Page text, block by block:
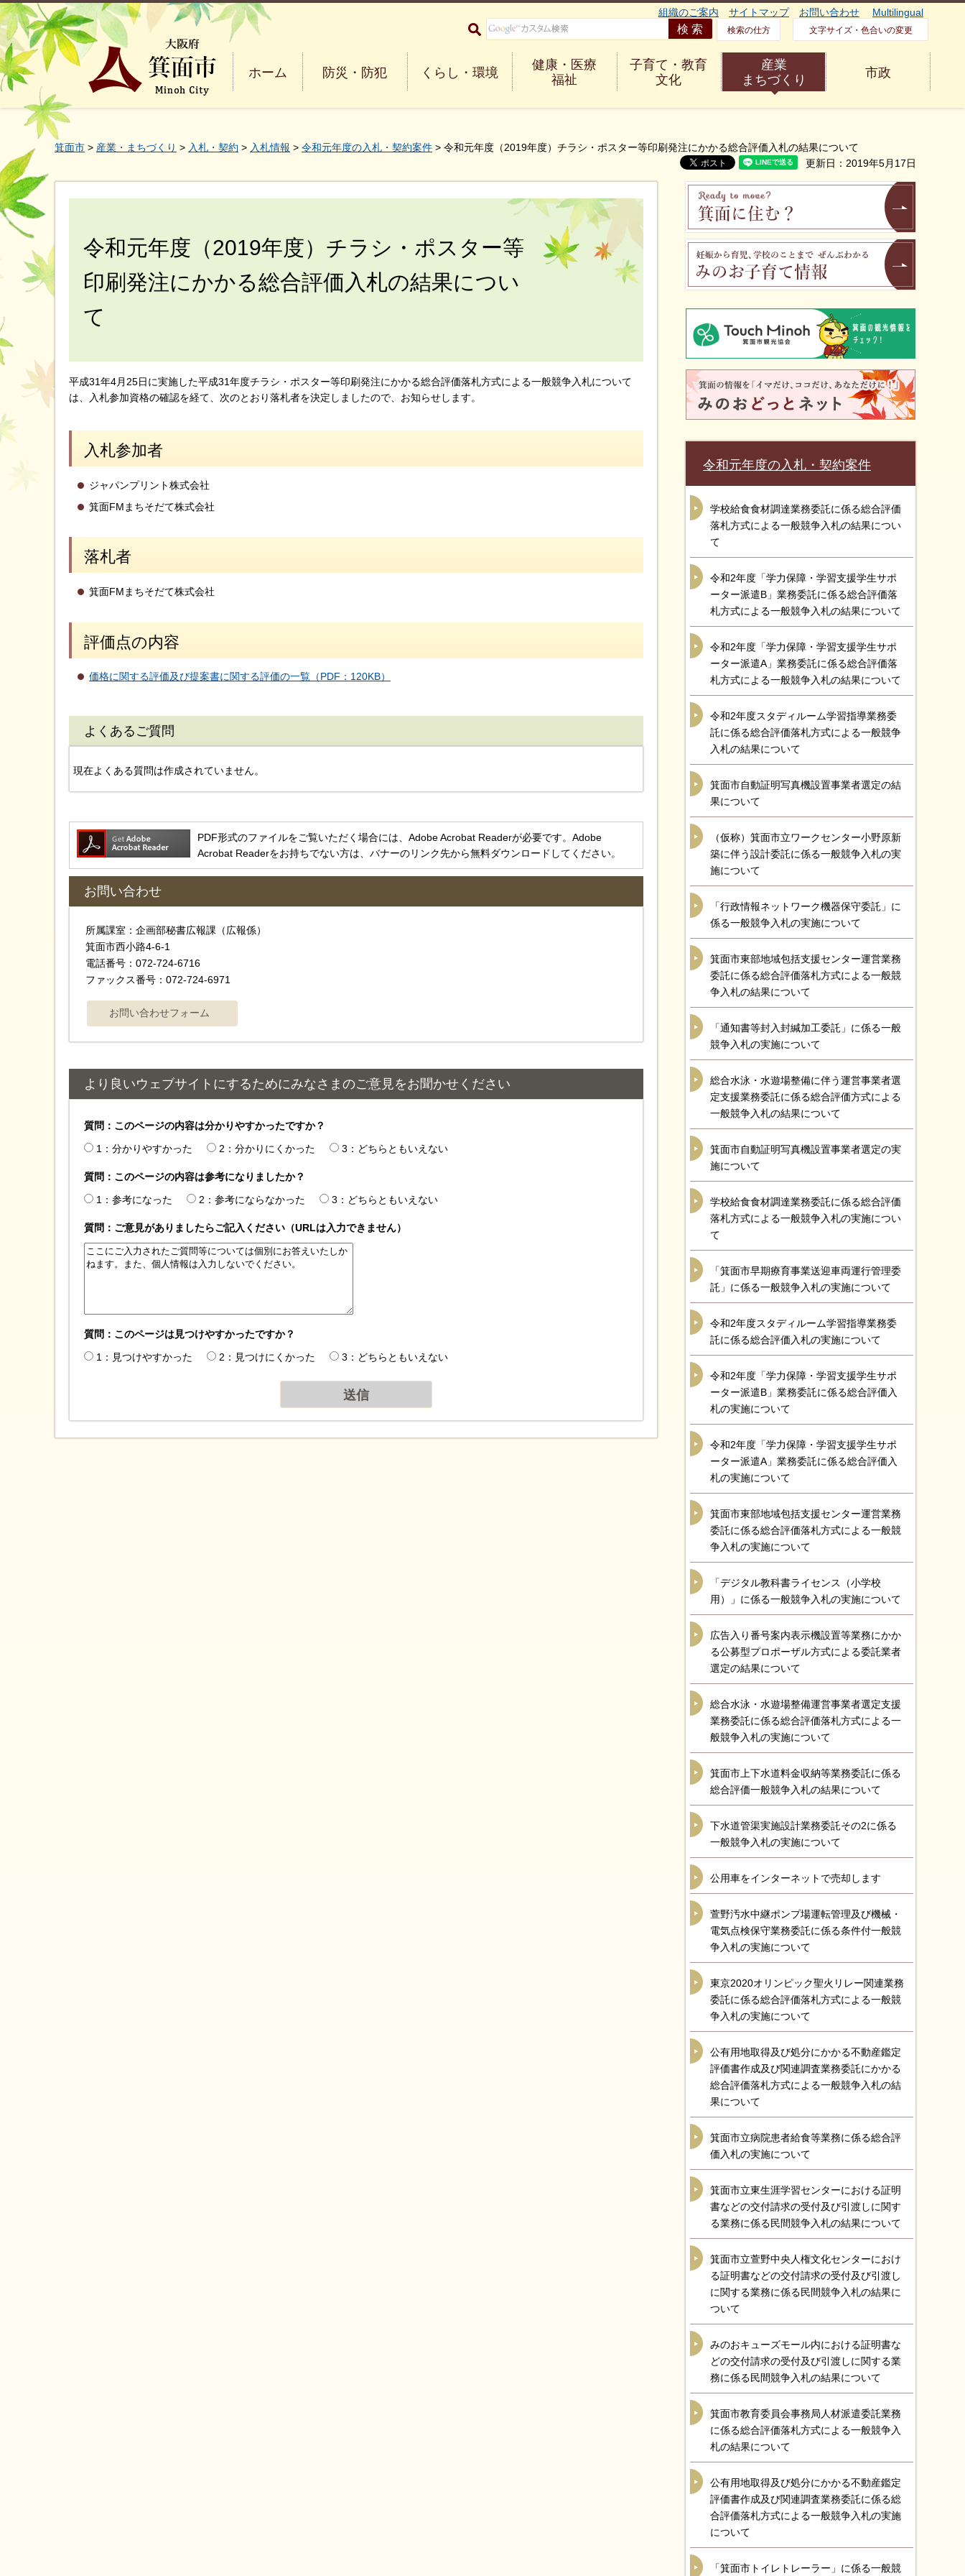
大阪府箕面市 Minoh City
組織のご案内 サイトマップ お問い合わせ Multilingual
検索の仕方 文字サイズ・色合いの変更
ホーム 防災・防犯 くらし・環境
健康・医療
福祉
子育て・教育
文化
産業
まちづくり
市政
箕面市 > 産業・まちづくり > 入札・契約 > 入札情報 > 令和元年度の入札・契約案件 > 令和元年度（2019年度）チラシ・ポスター等印刷発注にかかる総合評価入札の結果について
更新日：2019年5月17日
令和元年度（2019年度）チラシ・ポスター等
印刷発注にかかる総合評価入札の結果につい
て
平成31年4月25日に実施した平成31年度チラシ・ポスター等印刷発注にかかる総合評価落札方式による一般競争入札について
は、入札参加資格の確認を経て、次のとおり落札者を決定しましたので、お知らせします。
入札参加者
ジャパンプリント株式会社
箕面FMまちそだて株式会社
落札者
箕面FMまちそだて株式会社
評価点の内容
価格に関する評価及び提案書に関する評価の一覧（PDF：120KB）
よくあるご質問
現在よくある質問は作成されていません。
PDF形式のファイルをご覧いただく場合には、Adobe Acrobat Readerが必要です。Adobe
Acrobat Readerをお持ちでない方は、バナーのリンク先から無料ダウンロードしてください。
お問い合わせ
所属課室：企画部秘書広報課（広報係）
箕面市西小路4‐6‐1
電話番号：072-724-6716
ファックス番号：072-724-6971
より良いウェブサイトにするためにみなさまのご意見をお聞かせください
質問：このページの内容は分かりやすかったですか？
1：分かりやすかった
2：分かりにくかった 3：どちらともいえない
質問：このページの内容は参考になりましたか？
1：参考になった
2：参考にならなかった 3：どちらともいえない
質問：ご意見がありましたらご記入ください（URLは入力できません）
質問：このページは見つけやすかったですか？
1：見つけやすかった
2：見つけにくかった 3：どちらともいえない
令和元年度の入札・契約案件
学校給食食材調達業務委託に係る総合評価
落札方式による一般競争入札の結果につい
て
令和2年度「学力保障・学習支援学生サポ
ーター派遣B」業務委託に係る総合評価落
札方式による一般競争入札の結果について
令和2年度「学力保障・学習支援学生サポ
ーター派遣A」業務委託に係る総合評価落
札方式による一般競争入札の結果について
令和2年度スタディルーム学習指導業務委
託に係る総合評価落札方式による一般競争
入札の結果について
箕面市自動証明写真機設置事業者選定の結
果について
（仮称）箕面市立ワークセンター小野原新
築に伴う設計委託に係る一般競争入札の実
施について
「行政情報ネットワーク機器保守委託」に
係る一般競争入札の実施について
箕面市東部地域包括支援センター運営業務
委託に係る総合評価落札方式による一般競
争入札の結果について
「通知書等封入封緘加工委託」に係る一般
競争入札の実施について
総合水泳・水遊場整備に伴う運営事業者選
定支援業務委託に係る総合評価方式による
一般競争入札の結果について
箕面市自動証明写真機設置事業者選定の実
施について
学校給食食材調達業務委託に係る総合評価
落札方式による一般競争入札の実施につい
て
「箕面市早期療育事業送迎車両運行管理委
託」に係る一般競争入札の実施について
令和2年度スタディルーム学習指導業務委
託に係る総合評価入札の実施について
令和2年度「学力保障・学習支援学生サポ
ーター派遣B」業務委託に係る総合評価入
札の実施について
令和2年度「学力保障・学習支援学生サポ
ーター派遣A」業務委託に係る総合評価入
札の実施について
箕面市東部地域包括支援センター運営業務
委託に係る総合評価落札方式による一般競
争入札の実施について
「デジタル教科書ライセンス（小学校
用）」に係る一般競争入札の実施について
広告入り番号案内表示機設置等業務にかか
る公募型プロポーザル方式による委託業者
選定の結果について
総合水泳・水遊場整備運営事業者選定支援
業務委託に係る総合評価落札方式による一
般競争入札の実施について
箕面市上下水道料金収納等業務委託に係る
総合評価一般競争入札の結果について
下水道管渠実施設計業務委託その2に係る
一般競争入札の実施について
公用車をインターネットで売却します
萱野汚水中継ポンプ場運転管理及び機械・
電気点検保守業務委託に係る条件付一般競
争入札の実施について
東京2020オリンピック聖火リレー関連業務
委託に係る総合評価落札方式による一般競
争入札の実施について
公有用地取得及び処分にかかる不動産鑑定
評価書作成及び関連調査業務委託にかかる
総合評価落札方式による一般競争入札の結
果について
箕面市立病院患者給食等業務に係る総合評
価入札の実施について
箕面市立東生涯学習センターにおける証明
書などの交付請求の受付及び引渡しに関す
る業務に係る民間競争入札の結果について
箕面市立萱野中央人権文化センターにおけ
る証明書などの交付請求の受付及び引渡し
に関する業務に係る民間競争入札の結果に
ついて
みのおキューズモール内における証明書な
どの交付請求の受付及び引渡しに関する業
務に係る民間競争入札の結果について
箕面市教育委員会事務局人材派遣委託業務
に係る総合評価落札方式による一般競争入
札の結果について
公有用地取得及び処分にかかる不動産鑑定
評価書作成及び関連調査業務委託に係る総
合評価落札方式による一般競争入札の実施
について
「箕面市トイレトレーラー」に係る一般競